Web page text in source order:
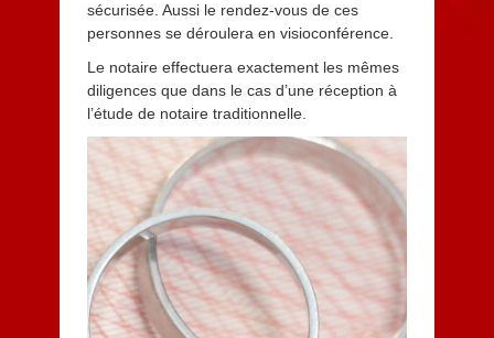
sécurisée. Aussi le rendez-vous de ces
personnes se déroulera en visioconférence.
Le notaire effectuera exactement les mêmes
diligences que dans le cas d’une réception à
l’étude de notaire traditionnelle.